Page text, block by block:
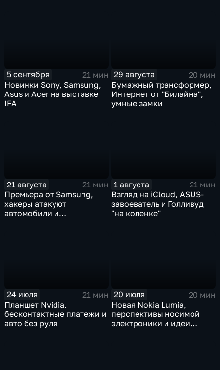
5 сентября
21 мин
Новинки Sony, Samsung,
Asus и Acer на выставке
IFA
29 августа
20 мин
Бумажный трансформер,
Интернет от "Билайна",
умные замки
21 августа
21 мин
Премьера от Samsung,
хакеры атакуют
автомобили и
1 августа
21 мин
Взгляд на iCloud, ASUS-
завоеватель и Голливуд
"на коленке"
24 июля
21 мин
Планшет Nvidia,
бесконтактные платежи и
авто без руля
20 июля
20 мин
Новая Nokia Lumia,
перспективы носимой
электроники и идеи